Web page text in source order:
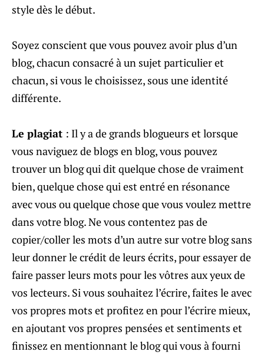
style dès le début.
Soyez conscient que vous pouvez avoir plus d’un
blog, chacun consacré à un sujet particulier et
chacun, si vous le choisissez, sous une identité
différente.
Le plagiat : Il y a de grands blogueurs et lorsque
vous naviguez de blogs en blog, vous pouvez
trouver un blog qui dit quelque chose de vraiment
bien, quelque chose qui est entré en résonance
avec vous ou quelque chose que vous voulez mettre
dans votre blog. Ne vous contentez pas de
copier/coller les mots d’un autre sur votre blog sans
leur donner le crédit de leurs écrits, pour essayer de
faire passer leurs mots pour les vôtres aux yeux de
vos lecteurs. Si vous souhaitez l’écrire, faites le avec
vos propres mots et profitez en pour l’écrire mieux,
en ajoutant vos propres pensées et sentiments et
finissez en mentionnant le blog qui vous à fourni